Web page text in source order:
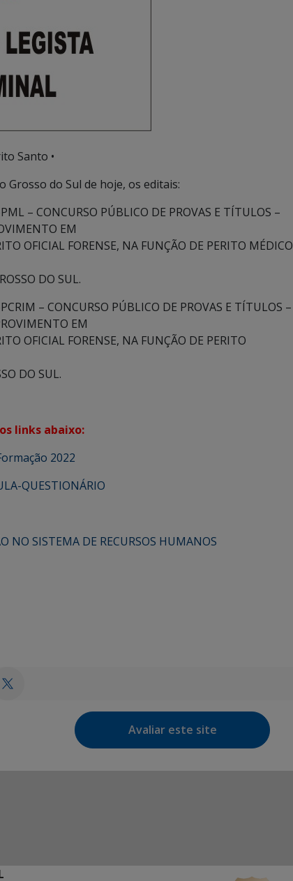
Santo •
Grosso do Sul de hoje, os editais:
– CONCURSO PÚBLICO DE PROVAS E TÍTULOS –
EM
OFICIAL FORENSE, NA FUNÇÃO DE PERITO MÉDICO
DO SUL.
– CONCURSO PÚBLICO DE PROVAS E TÍTULOS –
EM
OFICIAL FORENSE, NA FUNÇÃO DE PERITO
DO SUL.
links abaixo:
2022
QUESTIONÁRIO
NO SISTEMA DE RECURSOS HUMANOS
Avaliar este site